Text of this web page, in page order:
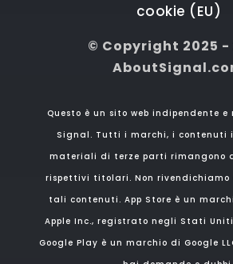
cookie (EU)
© Copyright 2025 -
Questo è un sito web indipendente
Signal. Tutti i marchi, i contenuti
materiali di terze parti rimangono
rispettivi titolari. Non
tali contenuti. App Store è un
Apple Inc., registrato negli Stati
Google Play è un marchio di Google